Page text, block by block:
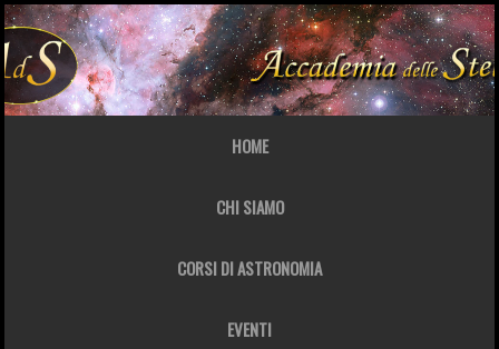
HOME
CHI SIAMO
CORSI DI ASTRONOMIA
EVENTI